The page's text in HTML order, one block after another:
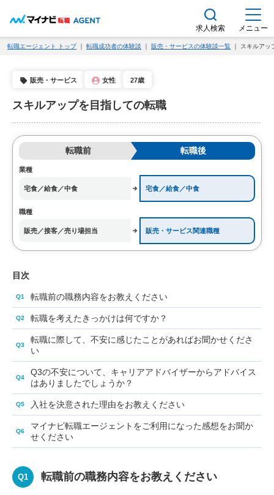
求人検索 メニュー
転職エージェント トップ｜ 転職成功者の体験談 ｜ 販売・サービスの体験談一覧 ｜ スキルアッ
販売・サービス 女性 27歳
スキルアップを目指しての転職
転職前 転職後
業種
宅食／給食／中食 宅食／給食／中食
職種
販売／接客／売り場担当 販売・サービス関連職種
目次
転職前の職務内容をお教えください
転職を考えたきっかけは何ですか？
転職に際して、不安に感じたことがあればお聞かせくださ
い
Q3の不安について、キャリアアドバイザーからアドバイス
はありましたでしょうか？
入社を決意された理由をお教えください
マイナビ転職エージェントをご利用になった感想をお聞か
せください
転職前の職務内容をお教えください